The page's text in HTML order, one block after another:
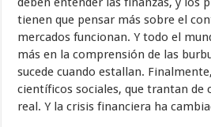
tienen que pensar más sobre el
mercados funcionan. Y todo el
más en la comprensión de las
sucede cuando estallan.
científicos sociales, que trantan de
real. Y la crisis financiera ha